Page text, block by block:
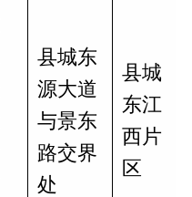
县城东
源大道
与景东
路交界
处
县城
东江
西片
区